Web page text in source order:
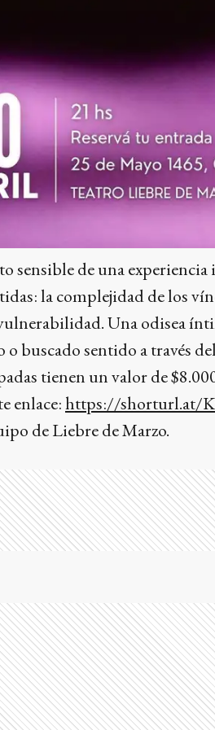
sensible de una
la complejidad de los
Una odisea
buscado sentido a través
tienen un valor de
enlace:https://shorturl.at/
de Liebre de Marzo.